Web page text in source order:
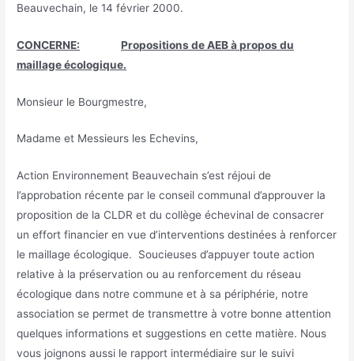
Beauvechain, le 14 février 2000.
CONCERNE:
Propositions de AEB à propos du
maillage écologique.
Monsieur le Bourgmestre,
Madame et Messieurs les Echevins,
Action Environnement Beauvechain s’est réjoui de
l’approbation récente par le conseil communal d’approuver la
proposition de la CLDR et du collège échevinal de consacrer
un effort financier en vue d’interventions destinées à renforcer
le maillage écologique. Soucieuses d’appuyer toute action
relative à la préservation ou au renforcement du réseau
écologique dans notre commune et à sa périphérie, notre
association se permet de transmettre à votre bonne attention
quelques informations et suggestions en cette matière. Nous
vous joignons aussi le rapport intermédiaire sur le suivi